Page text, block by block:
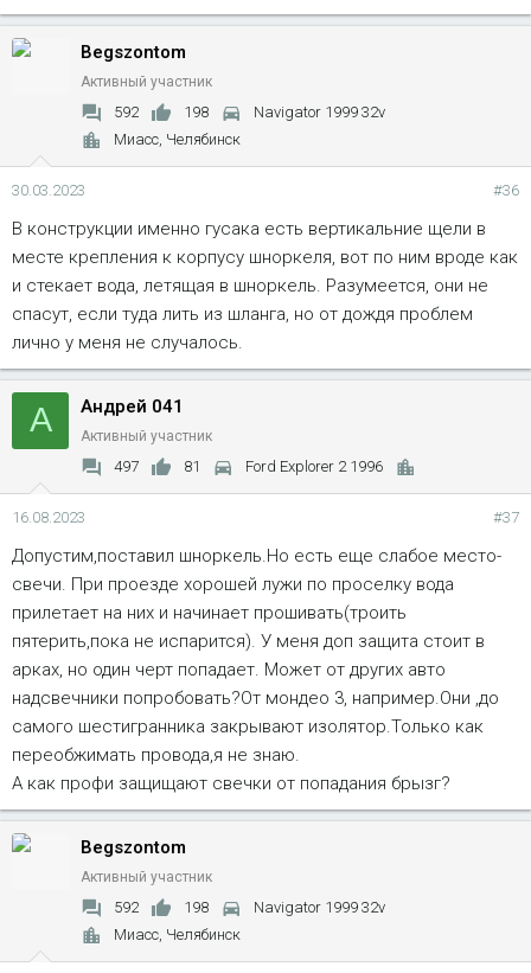
Begszontom
Активный участник
592 198
Navigator 1999 32v
Миасс, Челябинск
30.03.2023 #36
В конструкции именно гусака есть вертикальние щели в
месте крепления к корпусу шноркеля, вот по ним вроде как
и стекает вода, летящая в шноркель. Разумеется, они не
спасут, если туда лить из шланга, но от дождя проблем
лично у меня не случалось.
А Андрей 041
Активный участник
497 81 Ford Explorer 2 1996
16.08.2023 #37
Допустим,поставил шноркель.Но есть еще слабое место-
свечи. При проезде хорошей лужи по проселку вода
прилетает на них и начинает прошивать(троить
пятерить,пока не испарится). У меня доп защита стоит в
арках, но один черт попадает. Может от других авто
надсвечники попробовать?От мондео 3, например.Они ,до
самого шестигранника закрывают изолятор.Только как
переобжимать провода,я не знаю.
А как профи защищают свечки от попадания брызг?
Begszontom
Активный участник
592 198
Navigator 1999 32v
Миасс, Челябинск